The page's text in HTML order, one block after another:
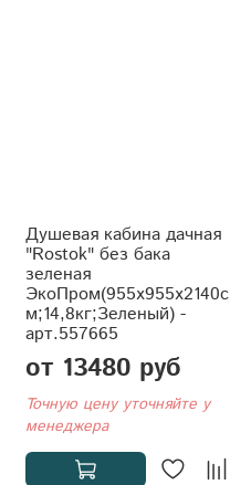
Душевая кабина дачная
"Rostok" без бака
зеленая
ЭкоПром(955x955x2140с
м;14,8кг;Зеленый) -
арт.557665
от 13480 руб
Точную цену уточняйте у
менеджера